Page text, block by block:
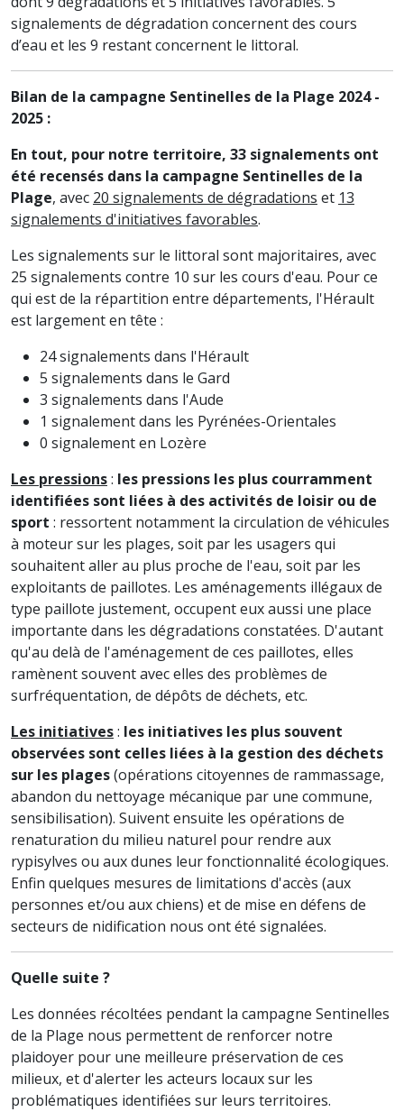
signalements de dégradation concernent des cours
d’eau et les 9 restant concernent le littoral.
Bilan de la campagne Sentinelles de la Plage 2024 -
2025 :
En tout, pour notre territoire, 33 signalements ont
été recensés dans la campagne Sentinelles de la
Plage, avec 20 signalements de dégradations et 13
signalements d'initiatives favorables.
Les signalements sur le littoral sont majoritaires, avec
25 signalements contre 10 sur les cours d'eau. Pour ce
qui est de la répartition entre départements, l'Hérault
est largement en tête :
24 signalements dans l'Hérault
5 signalements dans le Gard
3 signalements dans l'Aude
1 signalement dans les Pyrénées-Orientales
0 signalement en Lozère
Les pressions: les pressions les plus courramment
identifiées sont liées à des activités de loisir ou de
sport : ressortent notamment la circulation de véhicules
à moteur sur les plages, soit par les usagers qui
souhaitent aller au plus proche de l'eau, soit par les
exploitants de paillotes. Les aménagements illégaux de
type paillote justement, occupent eux aussi une place
importante dans les dégradations constatées. D'autant
qu'au delà de l'aménagement de ces paillotes, elles
ramènent souvent avec elles des problèmes de
surfréquentation, de dépôts de déchets, etc.
Les initiatives: les initiatives les plus souvent
observées sont celles liées à la gestion des déchets
sur les plages(opérations citoyennes de rammassage,
abandon du nettoyage mécanique par une commune,
sensibilisation). Suivent ensuite les opérations de
renaturation du milieu naturel pour rendre aux
rypisylves ou aux dunes leur fonctionnalité écologiques.
Enfin quelques mesures de limitations d'accès (aux
personnes et/ou aux chiens) et de mise en défens de
secteurs de nidification nous ont été signalées.
Quelle suite ?
Les données récoltées pendant la campagne Sentinelles
de la Plage nous permettent de renforcer notre
plaidoyer pour une meilleure préservation de ces
milieux, et d'alerter les acteurs locaux sur les
problématiques identifiées sur leurs territoires.